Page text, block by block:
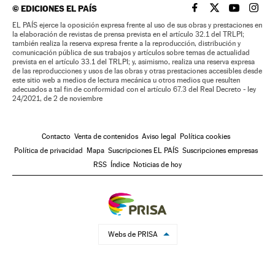
©EDICIONES EL PAÍS EL PAÍS BRASIL EN
EL PAÍSEL PAÍS
EL
EL PAÍS ejerce la oposición expresa frente al uso de sus obras y prestaciones en
la elaboración de revistas de prensa prevista en el artículo 32.1 del TRLPI;
también realiza la reserva expresa frente a la reproducción, distribución y
comunicación pública de sus trabajos y artículos sobre temas de actualidad
prevista en el artículo 33.1 del TRLPI; y, asimismo, realiza una reserva expresa
de las reproducciones y usos de las obras y otras prestaciones accesibles desde
este sitio web a medios de lectura mecánica u otros medios que resulten
adecuados a tal fin de conformidad con el artículo 67.3 del Real Decreto - ley
24/2021, de 2 de noviembre
Contacto Venta de contenidos Aviso legal Política cookies
Política de privacidad Mapa Suscripciones EL PAÍS Suscripciones empresas
RSS Índice Noticias de hoy
Webs de PRISA